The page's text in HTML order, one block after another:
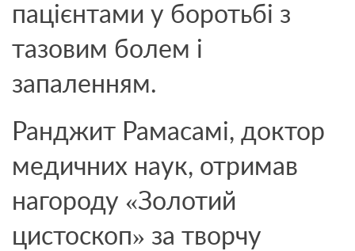
пацієнтами у боротьбі з
тазовим болем і
запаленням.
Ранджит Рамасамі, доктор
медичних наук, отримав
нагороду «Золотий
цистоскоп» за творчу